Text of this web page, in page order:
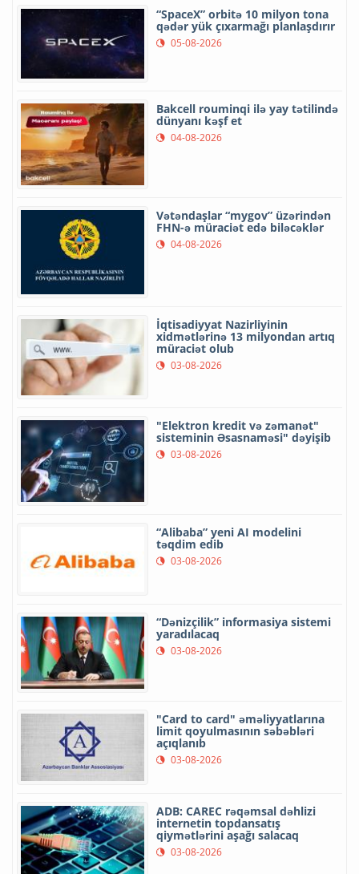
“SpaceX” orbitə 10 milyon tona
qədər yük çıxarmağı planlaşdırır
05-08-2026
Bakcell rouminqi ilə yay tətilində
dünyanı kəşf et
04-08-2026
Vətəndaşlar “mygov” üzərindən
FHN-ə müraciət edə biləcəklər
04-08-2026
İqtisadiyyat Nazirliyinin
xidmətlərinə 13 milyondan artıq
müraciət olub
03-08-2026
"Elektron kredit və zəmanət"
sisteminin Əsasnaməsi" dəyişib
03-08-2026
“Alibaba” yeni AI modelini
təqdim edib
03-08-2026
“Dənizçilik” informasiya sistemi
yaradılacaq
03-08-2026
"Card to card" əməliyyatlarına
limit qoyulmasının səbəbləri
açıqlanıb
03-08-2026
ADB: CAREC rəqəmsal dəhlizi
internetin topdansatış
qiymətlərini aşağı salacaq
03-08-2026